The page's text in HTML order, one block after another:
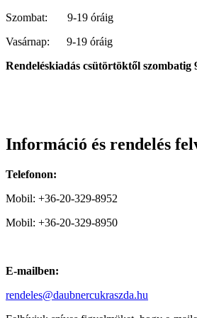
Szombat: 9-19 óráig
Vasárnap: 9-19 óráig
Rendeléskiadás csütörtöktől szombatig
Információ és rendelés
Telefonon:
Mobil: +36-20-329-8952
Mobil: +36-20-329-8950
E-mailben:
rendeles@daubnercukraszda.hu